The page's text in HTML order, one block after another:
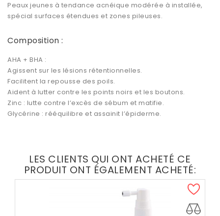
Peaux jeunes à tendance acnéique modérée à installée,
spécial surfaces étendues et zones pileuses.
Composition :
AHA + BHA :
Agissent sur les lésions rétentionnelles.
Facilitent la repousse des poils.
Aident à lutter contre les points noirs et les boutons.
Zinc : lutte contre l’excès de sébum et matifie.
Glycérine : rééquilibre et assainit l’épiderme.
LES CLIENTS QUI ONT ACHETÉ CE
PRODUIT ONT ÉGALEMENT ACHETÉ: